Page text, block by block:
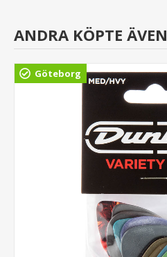
ANDRA KÖPTE ÄVEN
Göteborg